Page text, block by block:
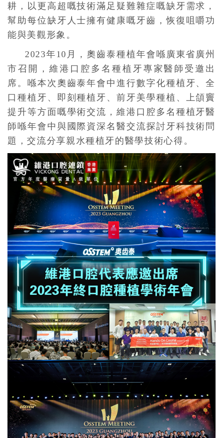
耕，以更高超嘅技術滿足疑難雜症嘅缺牙需求，
幫助每位缺牙人士擁有健康嘅牙齒，恢復咀嚼功
能與美觀形象。
2023年10月，奧齒泰種植年會喺廣東省廣州
市召開，維港口腔多名種植牙專家醫師受邀出
席。喺本次奧齒泰年會中進行數字化種植牙、全
口種植牙、即刻種植牙、前牙美學種植、上頜竇
提升等方面嘅學術交流，維港口腔多名種植牙醫
師喺年會中與國際資深名醫交流探討牙科技術問
題，交流分享親水種植牙的醫學技術心得。